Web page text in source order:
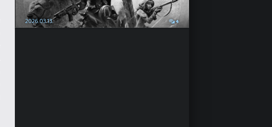
2026.03.13. 4